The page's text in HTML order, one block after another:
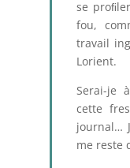
se
fou,
travail
Lorient.
Serai-je
cette
journal…
me reste